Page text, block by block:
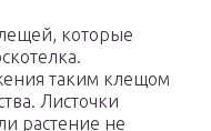
которые
таким клещом
Листочки
растение не